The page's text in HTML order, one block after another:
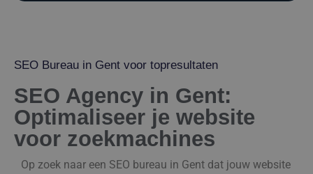
SEO Bureau in Gent voor topresultaten
SEO Agency in Gent:
Optimaliseer je website
voor zoekmachines
Op zoek naar een SEO bureau in Gent dat jouw website